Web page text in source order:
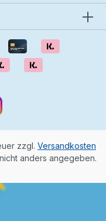
zzgl. Versandkosten
anders angegeben.